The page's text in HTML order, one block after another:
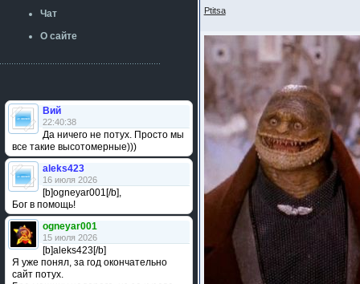
Чат
О сайте
Вий
22:40:38
Да ничего не потух. Просто мы
все такие высотомерные)))
aleks423
16 июля 2026
[b]ogneyar001[/b],
Бог в помощь!
ogneyar001
15 июля 2026
[b]aleks423[/b]
Я уже понял, за год окончательно
сайт потух.
Ptitsa